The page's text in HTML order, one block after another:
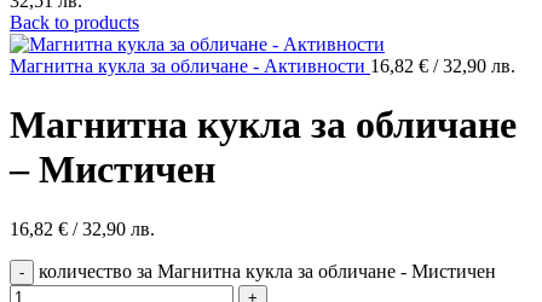
Back to products
Магнитна кукла за обличане - Активности 16,82 € / 32,90 лв.
Магнитна кукла за обличане
– Мистичен
16,82 € / 32,90 лв.
количество за Магнитна кукла за обличане - Мистичен